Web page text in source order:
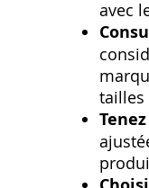
avec
tailles